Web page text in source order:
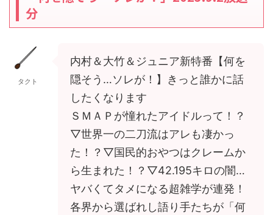
分
タクト
内村＆大竹＆ジュニア新特番【何を
隠そう…ソレが！】きっと誰かに話
したくなります
ＳＭＡＰが憧れたアイドルって！？
▽世界一の二刀流はアレも凄かっ
た！？▽国民的おやつはクレームか
ら生まれた！？▽42.195キロの闇…
ヤバくてタメになる超雑学が連発！
各界から選ばれし語り手たちが「何